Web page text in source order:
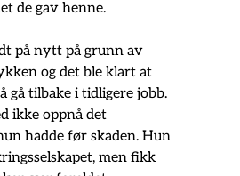
de gav henne.
på nytt på grunn av
og det ble klart at
gå tilbake i tidligere jobb.
ikke oppnå det
hadde før skaden. Hun
men fikk